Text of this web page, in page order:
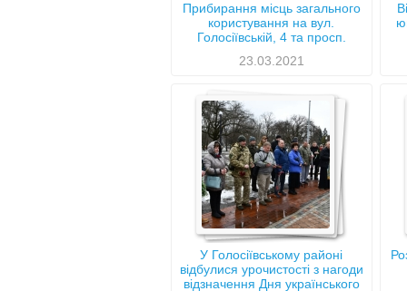
Прибирання місць загального
користування на вул.
Голосіївській, 4 та просп.
23.03.2021
У Голосіївському районі
відбулися урочистості з нагоди
відзначення Дня українського